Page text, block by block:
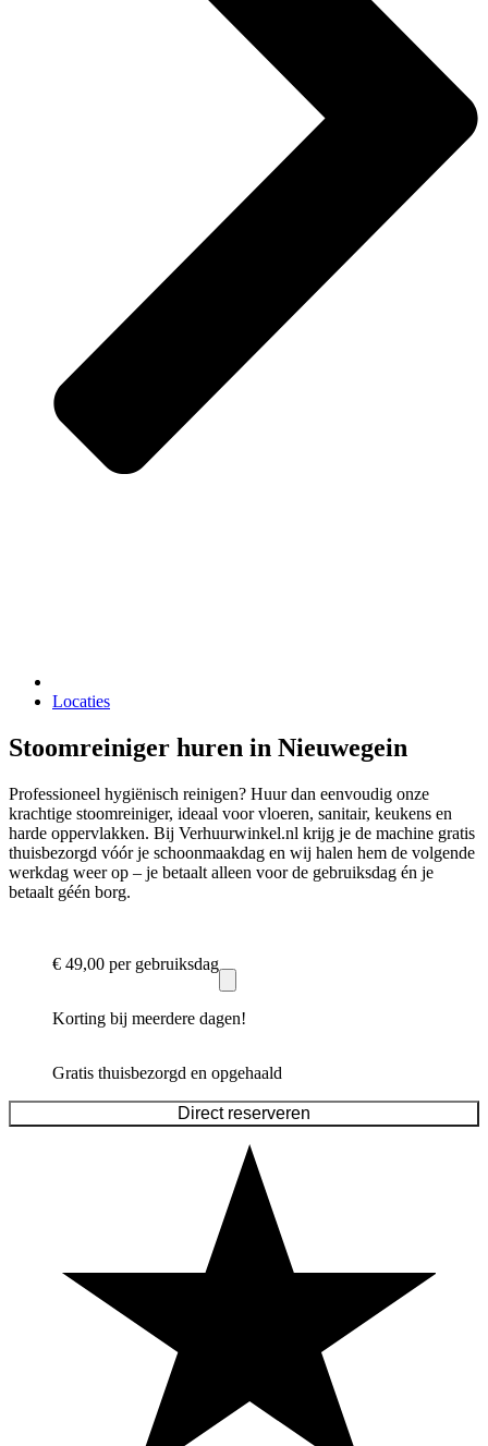
Locaties
Stoomreiniger huren in Nieuwegein
Professioneel hygiënisch reinigen? Huur dan eenvoudig onze
krachtige stoomreiniger, ideaal voor vloeren, sanitair, keukens en
harde oppervlakken. Bij Verhuurwinkel.nl krijg je de machine gratis
thuisbezorgd vóór je schoonmaakdag en wij halen hem de volgende
werkdag weer op – je betaalt alleen voor de gebruiksdag én je
betaalt géén borg.
€ 49,00 per gebruiksdag
Korting bij meerdere dagen!
Gratis thuisbezorgd en opgehaald
Direct reserveren